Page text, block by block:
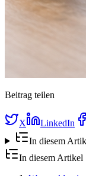
Beitrag teilen
X LinkedIn
In diesem
In diesem Artikel